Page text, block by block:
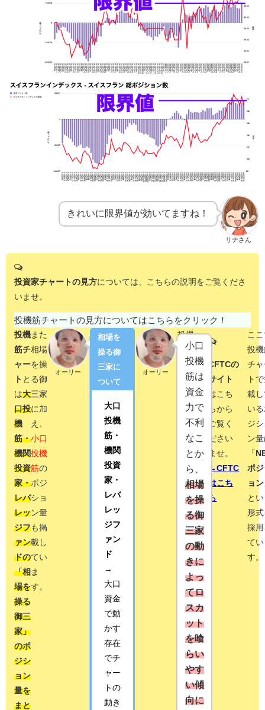
リナさん
きれいに限界値が効いてますね！
投資家チャートの見方については、こちらの説明をご覧くださ
いませ。
投機筋チャートの見方についてはこちらをクリック！
投機
筋チ
ャー
ト と
は大
口投
機
筋・
機関
投資
家・
レバ
レッ
ジフ
ァン
ドの
「相
場を
操る
御三
家」
のポ
ジシ
ョン
量を
まと
また
相場
を操
る御
三家
に加
え、
小口
投機
筋の
ポジ
ショ
ン量
も掲
載し
てい
ま
す。
オーリー
筋チ
トで
は普
通の
チャ
ート
から
は見
るこ
とが
でき
な
い、
期的
な相
場の
動き
を見
るこ
とが
でき
相場を
操る御
三家に
ついて
大口
投機
筋・
機関
投資
家・
レバ
レッ
ジフ
ァン
ド
→
大口
資金
で動
かす
存在
でチ
ャー
トの
動き
オーリー
小口
投機
筋は
資金
力で
不利
なこ
とか
ら、
相場
を操
る御
三家
の動
きに
よっ
てロ
スカ
ット
を喰
らい
やす
い傾
向に
投機
筋チ
ャー
トは
CFTC
とい
う海
外の
サイ
トか
らデ
ータ
を取
って
り、
それ
を和
ャー
トに
まと
めて
いま
CFTCの
サイト
はこち
らから
ご覧く
ださい
ませ。
→CFTC
はこち
ら
こ
投
チ
ト
載
い
ジ
ン
「
ポ
ョン
と
形
採
て
す。